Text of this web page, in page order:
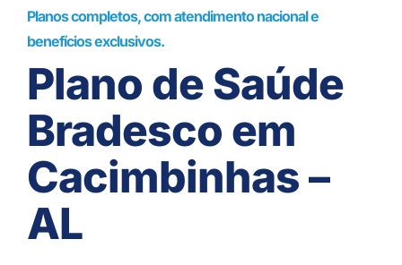
Planos completos, com atendimento nacional e
benefícios exclusivos.
Plano de Saúde
Bradesco em
Cacimbinhas –
AL